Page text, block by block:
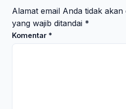
Alamat email Anda tidak akan
yang wajib ditandai *
Komentar *